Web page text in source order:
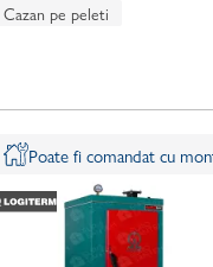
Cazan pe peleti
Poate fi comandat cu